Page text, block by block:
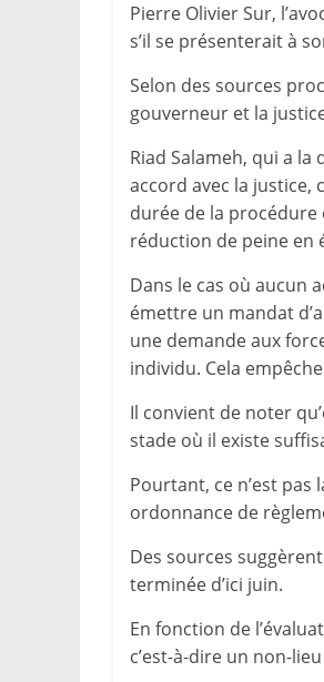
Pierre Olivier Sur,
s’il se présenterait à
Selon des sources
gouverneur et la
Riad Salameh, qui a
accord avec la justice,
durée de la procédure
réduction de peine en
Dans le cas où aucun
émettre un mandat
une demande aux
individu. Cela
Il convient de noter
stade où il existe
Pourtant, ce n’est
ordonnance de
Des sources
terminée d’ici juin.
En fonction de
c’est-à-dire un non-